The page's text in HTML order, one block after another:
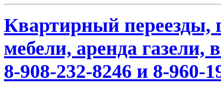
Квартирный переезды,
мебели, аренда газели,
8-908-232-8246 и 8-960-